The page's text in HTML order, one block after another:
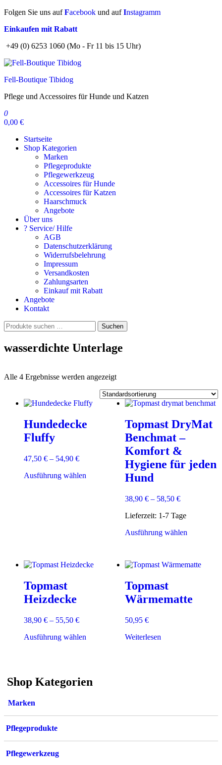
Zum
springen
Folgen Sie uns aufFacebook und aufInstagramm
Einkaufen mit Rabatt
+49 (0) 6253 1060 (Mo - Fr 11 bis 15 Uhr)
Fell-Boutique Tibidog
Pflege und Accessoires für Hunde und Katzen
0
0,00 €
Startseite
Shop Kategorien
Marken
Pflegeprodukte
Pflegewerkzeug
Accessoires für Hunde
Accessoires für Katzen
Haarschmuck
Angebote
Über uns
? Service/ Hilfe
AGB
Datenschutzerklärung
Widerrufsbelehrung
Impressum
Versandkosten
Zahlungsarten
Einkauf mit Rabatt
Angebote
Kontakt
Suchen
nach:
Suchen
wasserdichte Unterlage
Alle 4 Ergebnisse werden angezeigt
Hundedecke
Fluffy
47,50 € – 54,90 €
Ausführung wählen
der
Topmast DryMat
Benchmat –
Komfort &
Hygiene für jeden
Hund
38,90 €– 58,50 €
Lieferzeit: 1-7 Tage
Ausführung wählenDieses
Varianten
können
Topmast
Heizdecke
38,90 € – 55,50 €
Ausführung wählen
auf.
auf
gewählt
Topmast
Wärmematte
50,95 €
Weiterlesen
Shop Kategorien
Marken
Pflegeprodukte
Pflegewerkzeug